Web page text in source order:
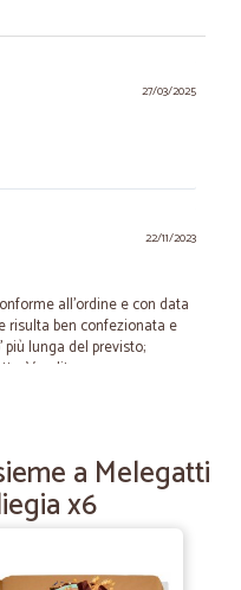
27/03/2025
22/11/2023
all'ordine e con data
risulta ben confezionata e
lunga del previsto;
Venditore promosso.
nella citta di
a Melegatti
x6